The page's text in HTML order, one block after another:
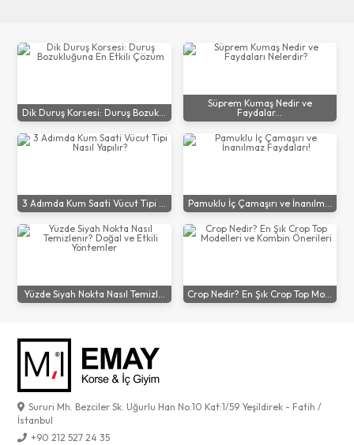
Dik Duruş Korsesi: Duruş Bozuk...
Süprem Kumaş Nedir ve
Faydalar...
3 Adımda Kum Saati Vücut Tipi ... Pamuklu İç Çamaşırı ve İnanılm...
Yüzde Siyah Nokta Nasıl Temizl... Crop Nedir? En Şık Crop Top Mo...
Sururi Mh. Bezciler Sk. Uğurlu Han No:10 Kat:1/59 Yeşildirek - Fatih /
İstanbul
+90 212 527 24 35